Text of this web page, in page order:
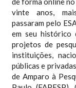
vinte anos,
passaram pelo
em seu histórico
projetos de
instituições,
públicas e
de Amparo à